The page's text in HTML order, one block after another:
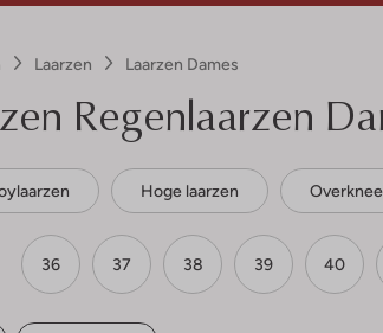
Laarzen Laarzen Dames
Regenlaarzen
Hoge laarzen
36 37 38 39 40